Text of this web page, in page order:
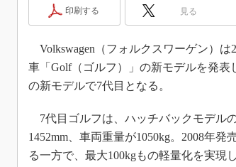
印刷する 見る
Volkswagen（フォルクスワーゲン）は
車「Golf（ゴルフ）」の新モデルを発表
の新モデルで7代目となる。
7代目ゴルフは、ハッチバックモデル
1452mm、車両重量が1050kg。2008年
る一方で、最大100kgもの軽量化を実現